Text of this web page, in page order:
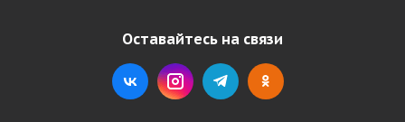
Оставайтесь на связи